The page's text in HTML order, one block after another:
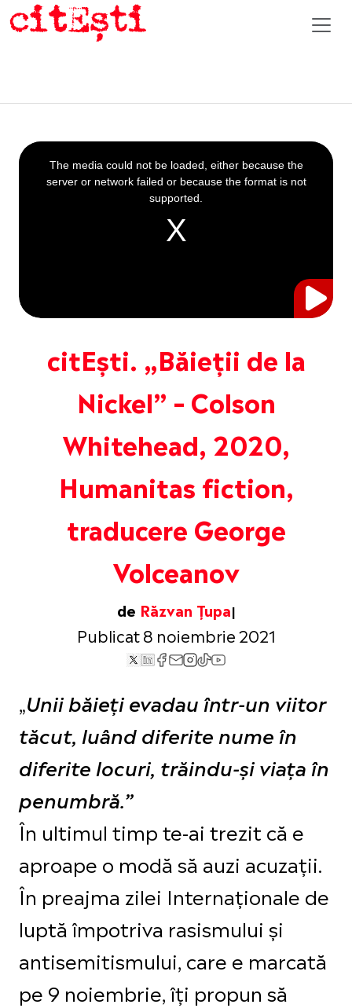
citEști. „Băieții de la
Nickel” – Colson
Whitehead, 2020,
Humanitas fiction,
traducere George
Volceanov
de Răzvan Țupa
Publicat 8 noiembrie 2021
This
is
a
The media could not be loaded, either because the
server or network failed or because the format is not
supported.
„Unii băieți evadau într-un viitor
tăcut, luând diferite nume în
diferite locuri, trăindu-și viața în
penumbră.”
În ultimul timp te-ai trezit că e
aproape o modă să auzi acuzații.
În preajma zilei Internaționale de
luptă împotriva rasismului și
antisemitismului, care e marcată
pe 9 noiembrie, îți propun să